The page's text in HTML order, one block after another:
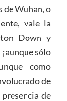
de Wuhan, o
vale la
Down y
sólo
como
de
de